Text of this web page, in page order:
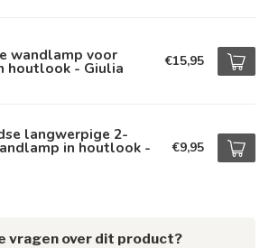
wandlamp voor
houtlook - Giulia €15,95
langwerpige 2-
in houtlook - €9,95
vragen over dit product?